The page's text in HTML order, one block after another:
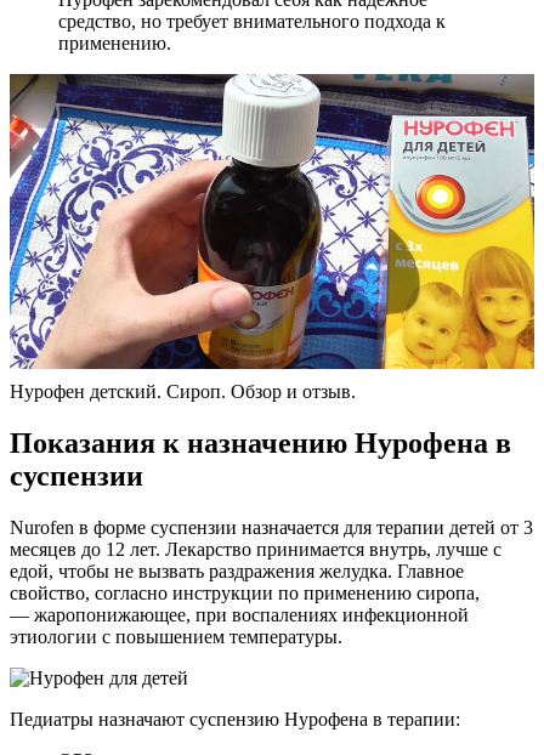
средство, но требует внимательного подхода к
применению.
Нурофен детский. Сироп. Обзор и отзыв.
Показания к назначению Нурофена в
суспензии
Nurofen в форме суспензии назначается для терапии детей от 3
месяцев до 12 лет. Лекарство принимается внутрь, лучше с
едой, чтобы не вызвать раздражения желудка. Главное
свойство, согласно инструкции по применению сиропа,
— жаропонижающее, при воспалениях инфекционной
этиологии с повышением температуры.
Педиатры назначают суспензию Нурофена в терапии: